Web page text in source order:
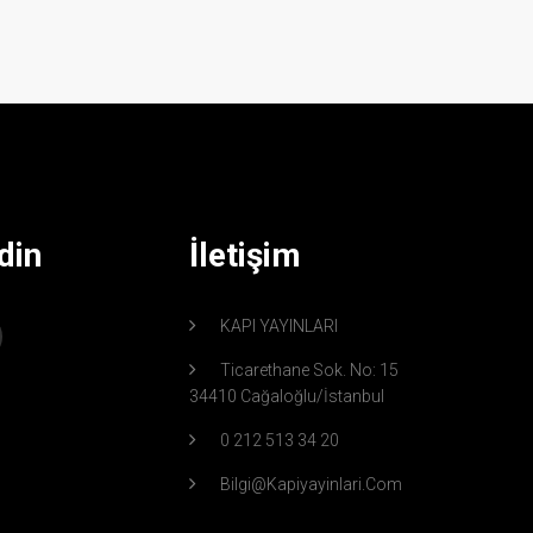
İletişim
KAPI YAYINLARI
Ticarethane Sok. No: 15
34410 Cağaloğlu/İstanbul
0 212 513 34 20
Bilgi@kapiyayinlari.com